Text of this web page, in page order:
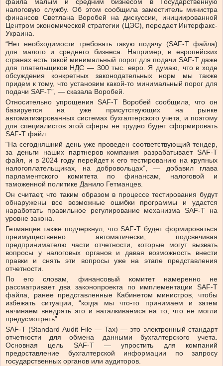
файла малым и средним бизнесом в Государственную
налоговую службу. Об этом сообщила заместитель министра
финансов Светлана Воробей на дискуссии, инициированной
Центром экономической стратегии (ЦЭС), передает Интерфакс-
Украина.
“Нет необходимости требовать такую подачу (SAF-T файла)
для малого и среднего бизнеса. Например, в европейских
странах есть такой минимальный порог для подачи SAF-T даже
для плательщиков НДС — 300 тыс. евро. Я думаю, что в ходе
обсуждения конкретных законодательных норм мы также
придем к тому, что установим какой-то минимальный порог для
подачи SAF-T”, — сказала Воробей.
Относительно упрощения SAF-T Воробей сообщила, что он
базируется на уже присутствующих на рынке
автоматизированных системах бухгалтерского учета, и поэтому
для специалистов этой сферы не трудно будет сформировать
SAF-T файл.
“На сегодняшний день уже проведен соответствующий тендер,
за деньги наших партнеров компания разрабатывает SAF-T
файл, и в 2024 году перейдет к его тестированию на крупных
налогоплательщиках, на добровольцах”, — добавил глава
парламентского комитета по финансам, налоговой и
таможенной политике Данило Гетманцев.
Он считает, что таким образом в процессе тестирования будут
обнаружены все возможные ошибки программы и удастся
наработать правильное регулирование механизма SAF-T на
уровне закона.
Гетманцев также подчеркнул, что SAF-T будет формироваться
преимущественно автоматически, подсвечивая
предпринимателю части отчетности, которые могут вызвать
вопросы у налоговых органов и давая возможность внести
правки и снять эти вопросы уже на этапе представления
отчетности.
По его словам, финансовый комитет намеренно не
рассматривает два законопроекта по имплементации SAF-T
файла, ранее представленные Кабинетом министров, чтобы
избежать ситуации, “когда мы что-то принимаем и затем
начинаем внедрять это и наталкиваемся на то, что не могли
предусмотреть”.
SAF-T (Standard Audit File — Tax) — это электронный стандарт
отчетности для обмена данными бухгалтерского учета.
Основная цель SAF-T — упростить для компаний
предоставление бухгалтерской информации по запросу
государственных органов или аудиторов.